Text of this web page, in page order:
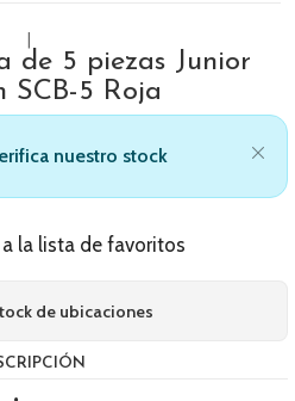
de 5 piezas Junior
SCB-5 Roja
nuestro stock
la lista de favoritos
de ubicaciones